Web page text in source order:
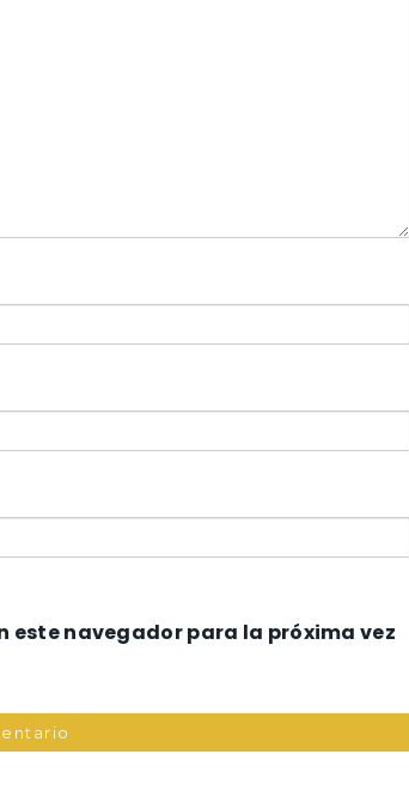
este navegador para la próxima vez